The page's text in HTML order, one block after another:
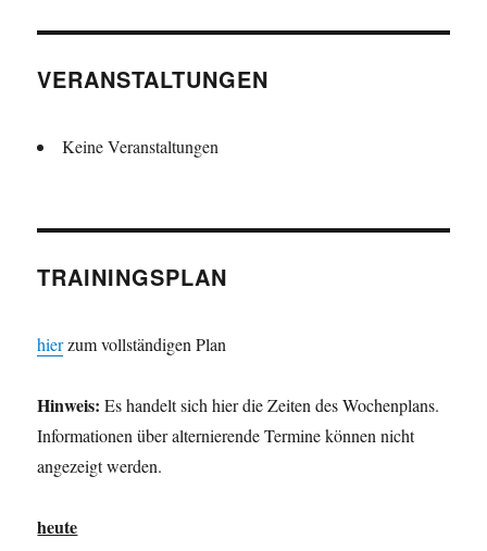
VERANSTALTUNGEN
Keine Veranstaltungen
TRAININGSPLAN
hierzum vollständigen Plan
Hinweis: Es handelt sich hier die Zeiten des Wochenplans.
Informationen über alternierende Termine können nicht
angezeigt werden.
heute